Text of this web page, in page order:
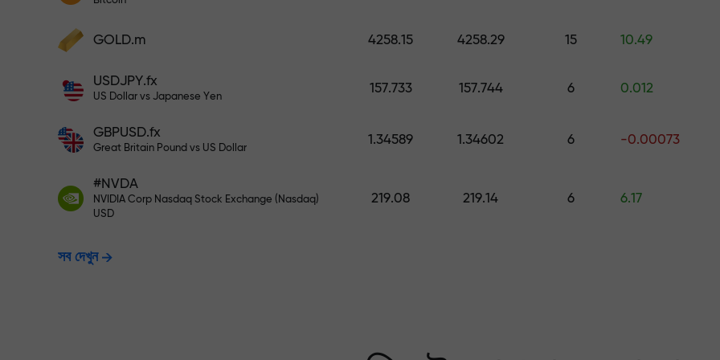
ডিপোজিট করুন এবং আপনার ডিপোজিটের 1,000 গুণ বোনাস
ঝুঁকিমুক্তভাবে ট্রেডিং করুন — আমরা আপনার মুনাফার
নিশ্চয়তা দিচ্ছি
X1000 পর্যন্ত বোনাস — মার্কেটের সবচেয়ে বেশি
হার
GOLD.m 4258.15 4258.29 15 10.49
USDJPY.fx
US Dollar vs Japanese Yen
157.733 157.744 6 0.012
GBPUSD.fx
Great Britain Pound vs US Dollar
1.34589 1.34602 6 -0.00073
#NVDA
NVIDIA Corp Nasdaq Stock Exchange (Nasdaq)
USD
219.08 219.14 6 6.17
সব দেখুন